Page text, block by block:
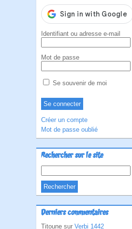
Identifiant ou adresse e-mail
Mot de passe
Se souvenir de moi
Créer un compte
Mot de passe oublié
Rechercher sur le site
Derniers commentaires
Titoune sur Verbi 1442